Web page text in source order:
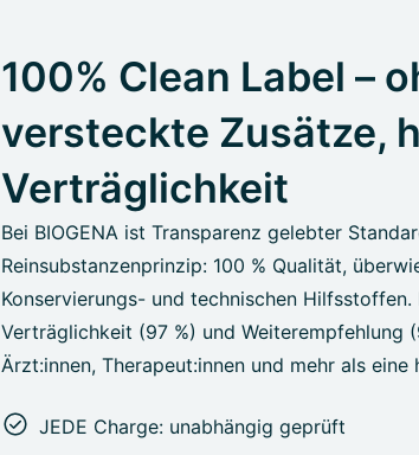
100% Clean Label –
versteckte Zusätze,
Verträglichkeit
Bei BIOGENA ist Transparenz gelebter
Reinsubstanzenprinzip: 100 % Qualität,
Konservierungs- und technischen
Verträglichkeit (97 %) und Weiterempfehlung
Ärzt:innen, Therapeut:innen und mehr als eine
JEDE Charge: unabhängig geprüft